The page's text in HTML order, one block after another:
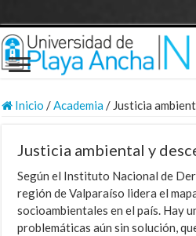
Inicio /Academia/ Justicia
Justicia ambiental y
Según el Instituto Nacional de
región de Valparaíso lidera el
socioambientales en el país. Hay
problemáticas aún sin solución,